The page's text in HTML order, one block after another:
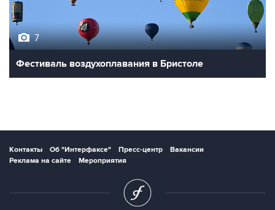
7
Фестиваль воздухоплавания в Бристоле
Контакты Об "Интерфаксе" Пресс-центр
Вакансии
Реклама на сайте
Мероприятия